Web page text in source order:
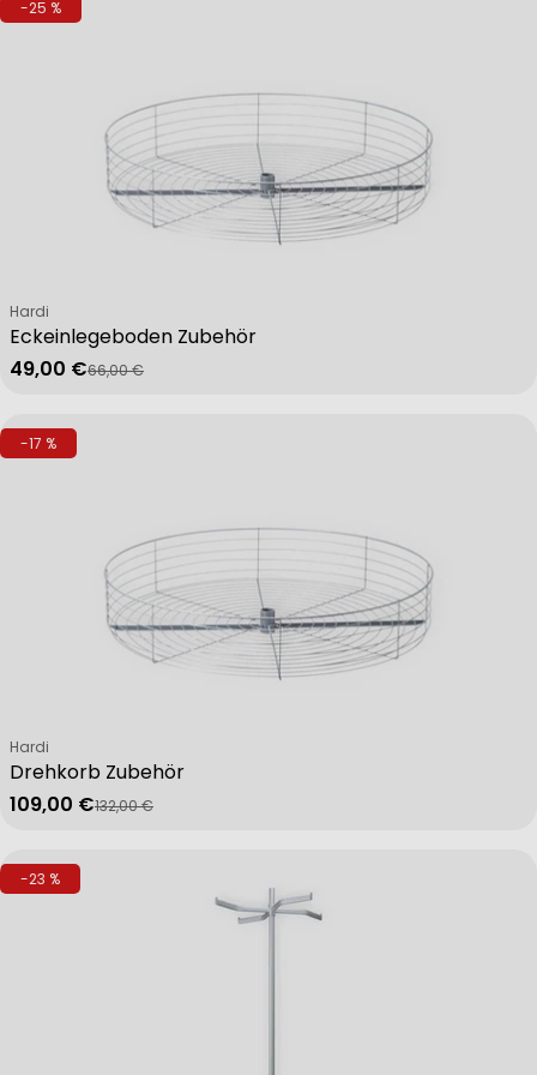
-25 %
Eckeinlegeboden Zubehör
Verkäufer:
Hardi
Verkaufspreis
49,00 €
Regulärer Preis
66,00 €
-17 %
Drehkorb Zubehör
Verkäufer:
Hardi
Verkaufspreis
109,00 €
Regulärer Preis
132,00 €
-23 %